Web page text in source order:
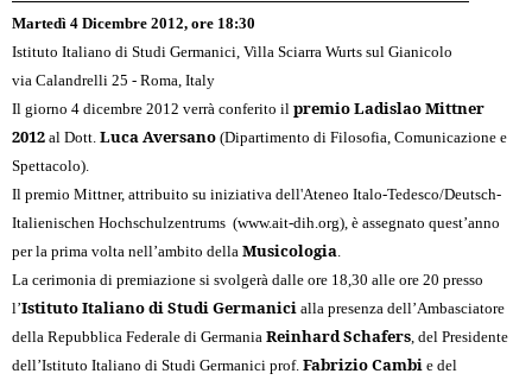
Martedì 4 Dicembre 2012, ore 18:30
Istituto Italiano di Studi Germanici, Villa Sciarra Wurts sul Gianicolo
via Calandrelli 25 - Roma, Italy
Il giorno 4 dicembre 2012 verrà conferito il premio Ladislao Mittner
2012 al Dott. Luca Aversano (Dipartimento di Filosofia, Comunicazione e
Spettacolo).
Il premio Mittner, attribuito su iniziativa dell'Ateneo Italo-Tedesco/Deutsch-
Italienischen Hochschulzentrums (www.ait-dih.org), è assegnato quest’anno
per la prima volta nell’ambito della Musicologia
La cerimonia di premiazione si svolgerà dalle ore 18,30 alle ore 20 presso
l’Istituto Italiano di Studi Germanici alla presenza dell’Ambasciatore
della Repubblica Federale di Germania Reinhard Schafers , del Presidente
dell’Istituto Italiano di Studi Germanici prof. Fabrizio Cambi e del